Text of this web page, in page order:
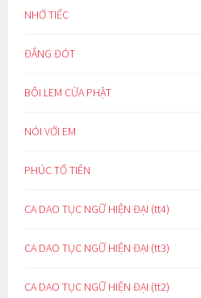
NHỚ TIẾC
ĐẮNG ĐÓT
BÔI LEM CỬA PHẬT
NÓI VỚI EM
PHÚC TỔ TIÊN
CA DAO TỤC NGỮ HIỆN ĐẠI (tt4)
CA DAO TỤC NGỮ HIỆN ĐẠI (tt3)
CA DAO TỤC NGỮ HIỆN ĐẠI (tt2)